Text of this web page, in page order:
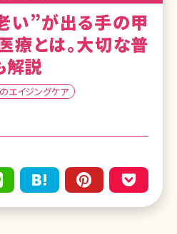
い”が出る手の甲
療とは。大切な普
解説
エイジングケア